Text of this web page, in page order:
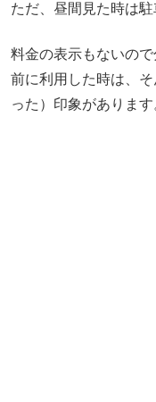
ただ、昼間見た時は
料金の表示もないの
前に利用した時は、
った）印象があります